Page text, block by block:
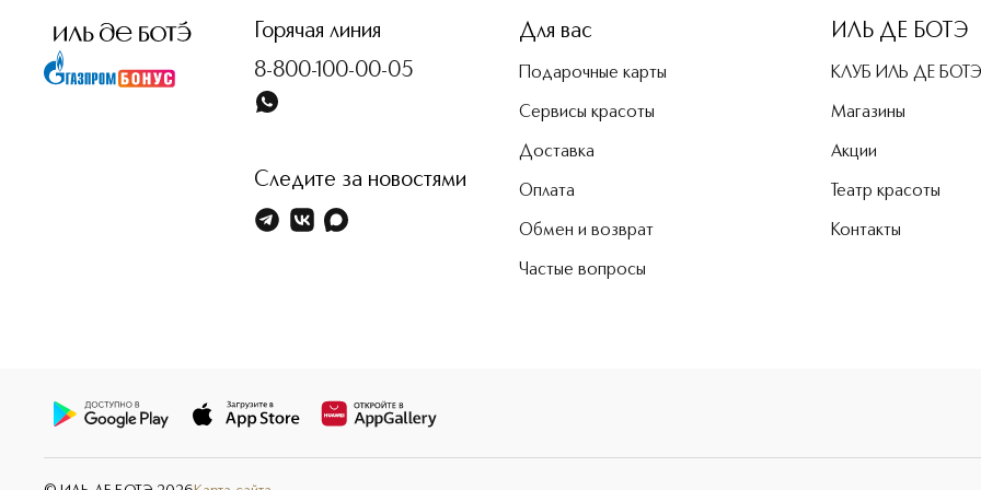
Горячая линия
8-800-100-00-05
Следите за новостями
Для вас
Подарочные карты
Сервисы красоты
Доставка
Оплата
Обмен и возврат
Частые вопросы
ИЛЬ ДЕ БОТЭ
КЛУБ ИЛЬ ДЕ БОТЭ
Магазины
Акции
Театр красоты
Контакты